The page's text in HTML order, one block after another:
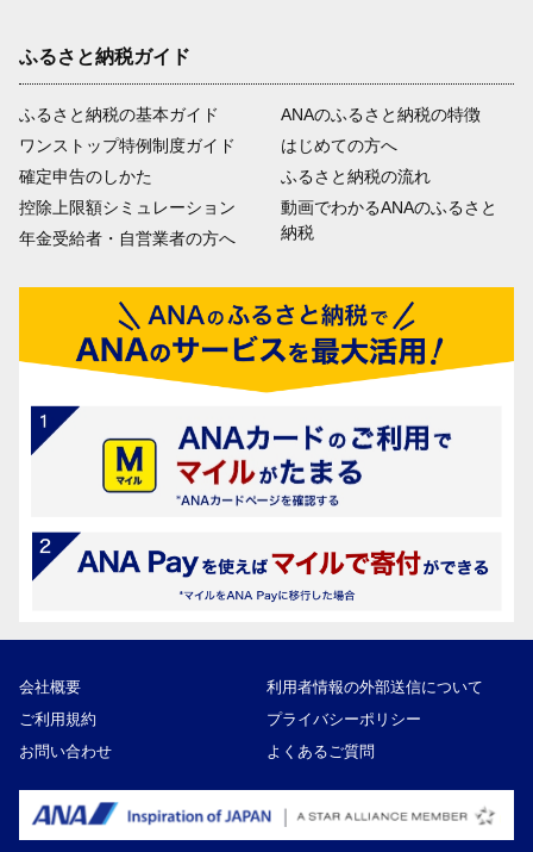
ふるさと納税ガイド
ふるさと納税の基本ガイド
ワンストップ特例制度ガイド
確定申告のしかた
控除上限額シミュレーション
年金受給者・自営業者の方へ
ANAのふるさと納税の特徴
はじめての方へ
ふるさと納税の流れ
動画でわかるANAのふるさと
納税
会社概要
利用者情報の外部送信について
ご利用規約
プライバシーポリシー
お問い合わせ
よくあるご質問